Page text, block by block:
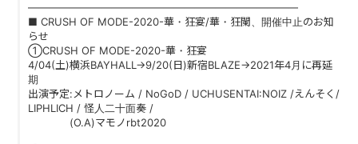
GOODS
CONTACT
MESSAGE
――――――――――――――――――――――――――
■ CRUSH OF MODE-2020-華・狂宴/華・狂闌、開催中止のお知
らせ
①CRUSH OF MODE-2020-華・狂宴
4/04(土)横浜BAYHALL→9/20(日)新宿BLAZE→2021年4月に再延
期
出演予定:メトロノーム / NoGoD / UCHUSENTAI:NOIZ /えんそく/
LIPHLICH / 怪人二十面奏 /
(O.A)マモノrbt2020